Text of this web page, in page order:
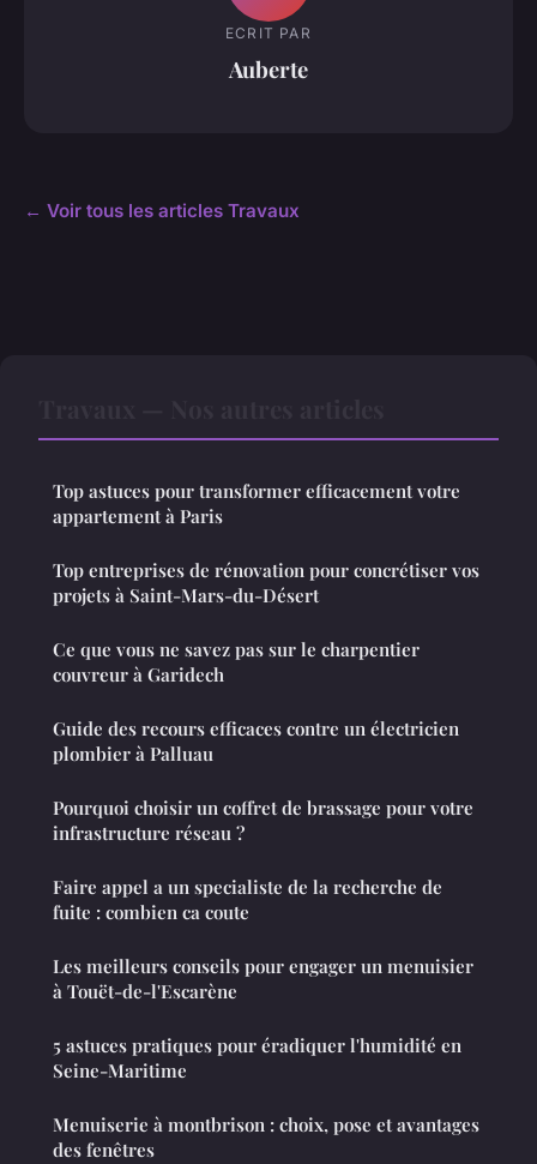
ECRIT PAR
Auberte
← Voir tous les articles Travaux
Top astuces pour transformer efficacement votre
appartement à Paris
Top entreprises de rénovation pour concrétiser vos
projets à Saint-Mars-du-Désert
Ce que vous ne savez pas sur le charpentier
couvreur à Garidech
Guide des recours efficaces contre un électricien
plombier à Palluau
Pourquoi choisir un coffret de brassage pour votre
infrastructure réseau ?
Faire appel a un specialiste de la recherche de
fuite : combien ca coute
Les meilleurs conseils pour engager un menuisier
à Touët-de-l'Escarène
5 astuces pratiques pour éradiquer l'humidité en
Seine-Maritime
Menuiserie à montbrison : choix, pose et avantages
des fenêtres